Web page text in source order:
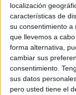
localización
características de
su consentimiento a
que llevemos a
forma alternativa,
cambiar sus
consentimiento.
sus datos
pero usted tiene el